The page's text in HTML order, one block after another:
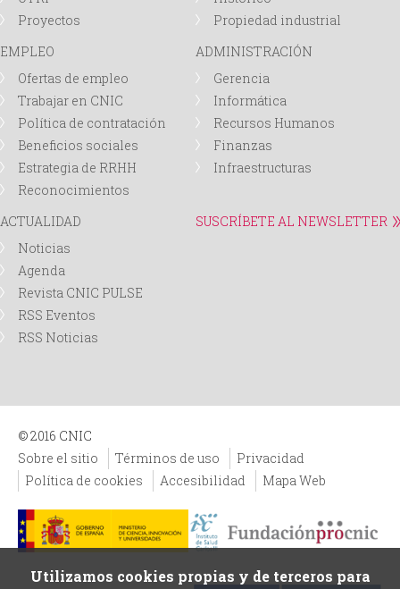
Proyectos
Propiedad industrial
EMPLEO
Ofertas de empleo
Trabajar en CNIC
Política de contratación
Beneficios sociales
Estrategia de RRHH
Reconocimientos
ADMINISTRACIÓN
Gerencia
Informática
Recursos Humanos
Finanzas
Infraestructuras
ACTUALIDAD
Noticias
Agenda
Revista CNIC PULSE
RSS Eventos
RSS Noticias
SUSCRÍBETE AL NEWSLETTER
© 2016 CNIC
Sobre el sitio
Términos de uso
Privacidad
Política de cookies
Accesibilidad Mapa Web
Utilizamos cookies propias y de terceros para